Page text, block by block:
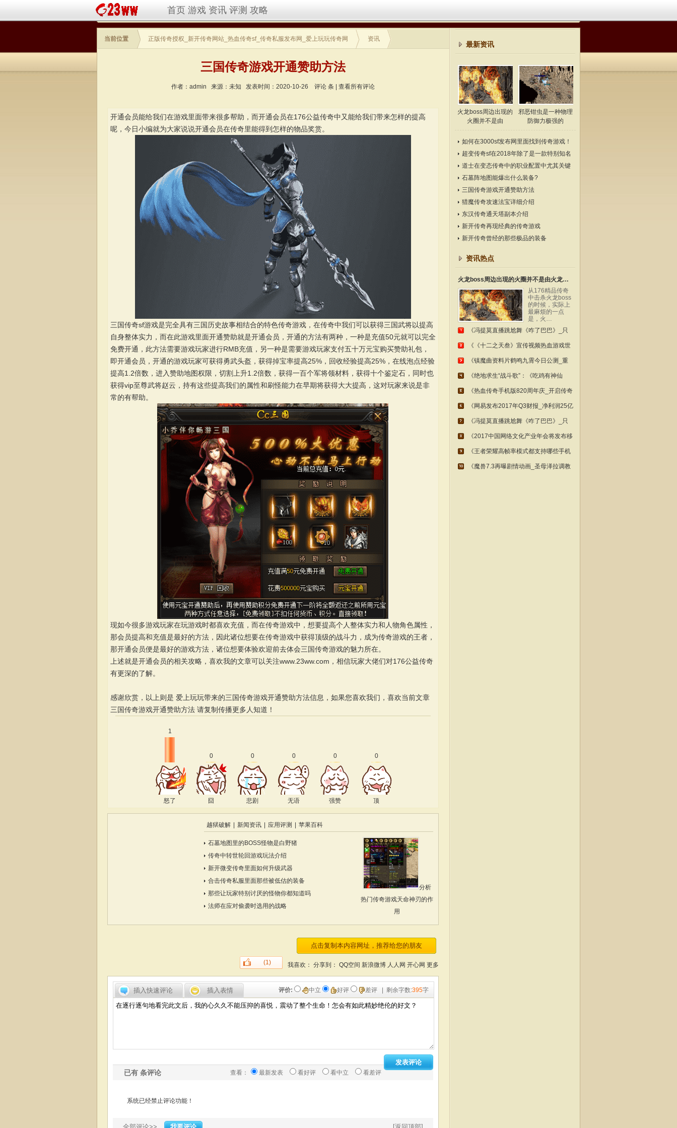
首页 游戏 资讯 评测 攻略
当前位置 正版传奇授权_新开传奇网站_热血传奇sf_传奇私服发布网_爱上玩玩传奇网 资讯
三国传奇游戏开通赞助方法
作者：admin 来源：未知 发表时间：2020-10-26 评论 条 | 查看所有评论
开通会员能给我们在游戏里面带来很多帮助，而开通会员在176公益传奇中又能给我们带来怎样的提高
呢，今日小编就为大家说说开通会员在传奇里能得到怎样的物品奖赏。
三国传奇sf游戏是完全具有三国历史故事相结合的特色传奇游戏，在传奇中我们可以获得三国武将以提高
自身整体实力，而在此游戏里面开通赞助就是开通会员，开通的方法有两种，一种是充值50元就可以完全
免费开通，此方法需要游戏玩家进行RMB充值，另一种是需要游戏玩家支付五十万元宝购买赞助礼包，
即开通会员，开通的游戏玩家可获得勇武头盔，获得掉宝率提高25%，回收经验提高25%，在线泡点经验
提高1.2倍数，进入赞助地图权限，切割上升1.2倍数，获得一百个军将领材料，获得十个鉴定石，同时也
获得vip至尊武将赵云，持有这些提高我们的属性和刷怪能力在早期将获得大大提高，这对玩家来说是非
常的有帮助。
现如今很多游戏玩家在玩游戏时都喜欢充值，而在传奇游戏中，想要提高个人整体实力和人物角色属性，
那会员提高和充值是最好的方法，因此诸位想要在传奇游戏中获得顶级的战斗力，成为传奇游戏的王者，
那开通会员便是最好的游戏方法，诸位想要体验欢迎前去体会三国传奇游戏的魅力所在。
上述就是开通会员的相关攻略，喜欢我的文章可以关注www.23ww.com，相信玩家大佬们对176公益传奇
有更深的了解。
感谢欣赏，以上则是 爱上玩玩带来的三国传奇游戏开通赞助方法信息，如果您喜欢我们，喜欢当前文章
三国传奇游戏开通赞助方法 请复制传播更多人知道！
1
怒了
0
囧
0
悲剧
0
无语
0
强赞
0
顶
越狱破解 新闻资讯 应用评测 苹果百科
石墓地图里的BOSS怪物是白野猪
传奇中转世轮回游戏玩法介绍
新开微变传奇里面如何升级武器
合击传奇私服里面那些被低估的装备
那些让玩家特别讨厌的怪物你都知道吗
法师在应对偷袭时选用的战略
分析
热门传奇游戏天命神刃的作
用
我喜欢：
(1) 分享到： QQ空间 新浪微博 人人网 开心网 更多
评价: 中立 好评 差评 | 剩余字数:395字
插入快速评论 插入表情
已有 条评论 查看： 最新发表 看好评 看中立 看差评
系统已经禁止评论功能！
最新资讯
火龙boss周边出现的
火圈并不是由
邪恶钳虫是一种物理
防御力极强的
如何在3000sf发布网里面找到传奇游戏！
超变传奇sf在2018年除了是一款特别知名
的游戏
道士在变态传奇中的职业配置中尤其关键
石墓阵地图能爆出什么装备?
三国传奇游戏开通赞助方法
猎魔传奇攻速法宝详细介绍
东汉传奇通天塔副本介绍
新开传奇再现经典的传奇游戏
新开传奇曾经的那些极品的装备
资讯热点
火龙boss周边出现的火圈并不是由火龙本身召唤
从176精品传奇
中击杀火龙boss
的时候，实际上
最麻烦的一点
是，火…
《冯提莫直播跳尬舞《咋了巴巴》_只
《《十二之天叁》宣传视频热血游戏世
《镇魔曲资料片鹤鸣九霄今日公测_重
《绝地求生“战斗歌”：《吃鸡有神仙
《热血传奇手机版820周年庆_开启传奇
《网易发布2017年Q3财报_净利润25亿
《冯提莫直播跳尬舞《咋了巴巴》_只
《2017中国网络文化产业年会将发布移
《王者荣耀高帧率模式都支持哪些手机
《魔兽7.3再曝剧情动画_圣母泽拉调教